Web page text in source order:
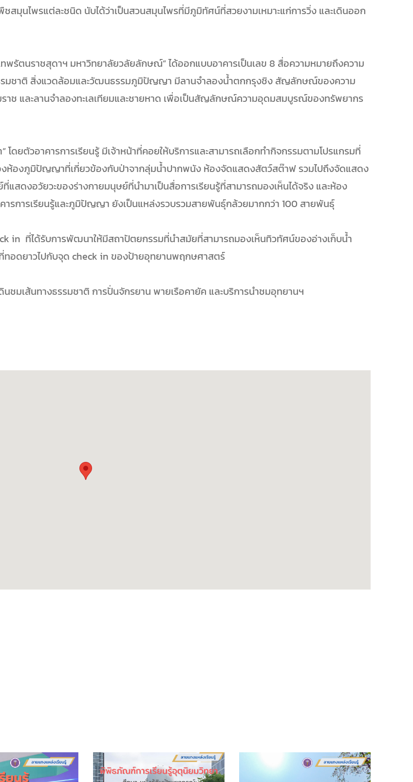
สมุนไพรแต่ละชนิด นับได้ว่าเป็นสวนสมุนไพรที่มีภูมิทัศน์ที่สวยงามเหมาะแก่การวิ่ง และเดินออก
รัตนราชสุดาฯ มหาวิทยาลัยวลัยลักษณ์” ได้ออกแบบอาคารเป็นเลข 8 สื่อความหมายถึงความ
มชาติ สิ่งแวดล้อมและวัฒนธรรมภูมิปัญญา มีลานจำลองน้ำตกกรุงชิง สัญลักษณ์ของความ
ช และลานจำลองทะเลเทียมและชายหาด เพื่อเป็นสัญลักษณ์ความอุดมสมบูรณ์ของทรัพยากร
ยตัวอาคารการเรียนรู้ มีเจ้าหน้าที่คอยให้บริการและสามารถเลือกทำกิจกรรมตามโปรแกรมที่
องห้องภูมิปัญญาที่เกี่ยวข้องกับป่าจากลุ่มน้ำปากพนัง ห้องจัดแสดงสัตว์สต๊าฟ รวมไปถึงจัดแสดง
สดงอวัยวะของร่างกายมนุษย์ที่นำมาเป็นสื่อการเรียนรู้ที่สามารถมองเห็นได้จริง และห้อง
ารการเรียนรู้และภูมิปัญญา ยังเป็นแหล่งรวบรวมสายพันธุ์กล้วยมากกว่า 100 สายพันธุ์
in ที่ได้รับการพัฒนาให้มีสถาปัตยกรรมที่นำสมัยที่สามารถมองเห็นทิวทัศน์ของอ่างเก็บน้ำ
อดยาวไปกับจุด check in ของป้ายอุทยานพฤกษศาสตร์
ชมเส้นทางธรรมชาติ การปั่นจักรยาน พายเรือคายัค และบริการนำชมอุทยานฯ